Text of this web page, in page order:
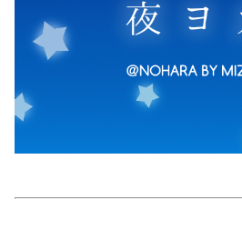
妊娠/出産/家族
ココロ/カラダ